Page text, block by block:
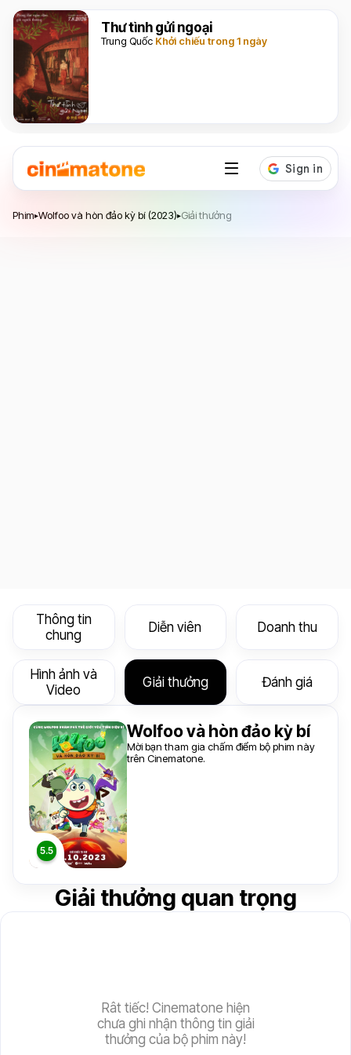
Thư tình gửi ngoại
Trung Quốc Khởi chiếu trong 1 ngày
Phim▸Wolfoo và hòn đảo kỳ bí (2023)▸Giải thưởng
Thông tin
chung
Diễn viên Doanh thu
Hình ảnh và
Video
Giải thưởng Đánh giá
Giải thưởng quan trọng
Rât tiếc! Cinematone hiện
chưa ghi nhận thông tin giải
thưởng của bộ phim này!
Wolfoo và hòn đảo kỳ bí
Mời bạn tham gia chấm điểm bộ phim này
trên Cinematone.